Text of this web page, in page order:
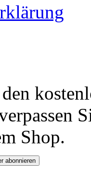
Shop.